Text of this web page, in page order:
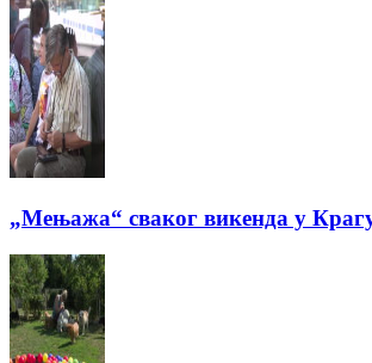
„Мењажа“ сваког викенда у